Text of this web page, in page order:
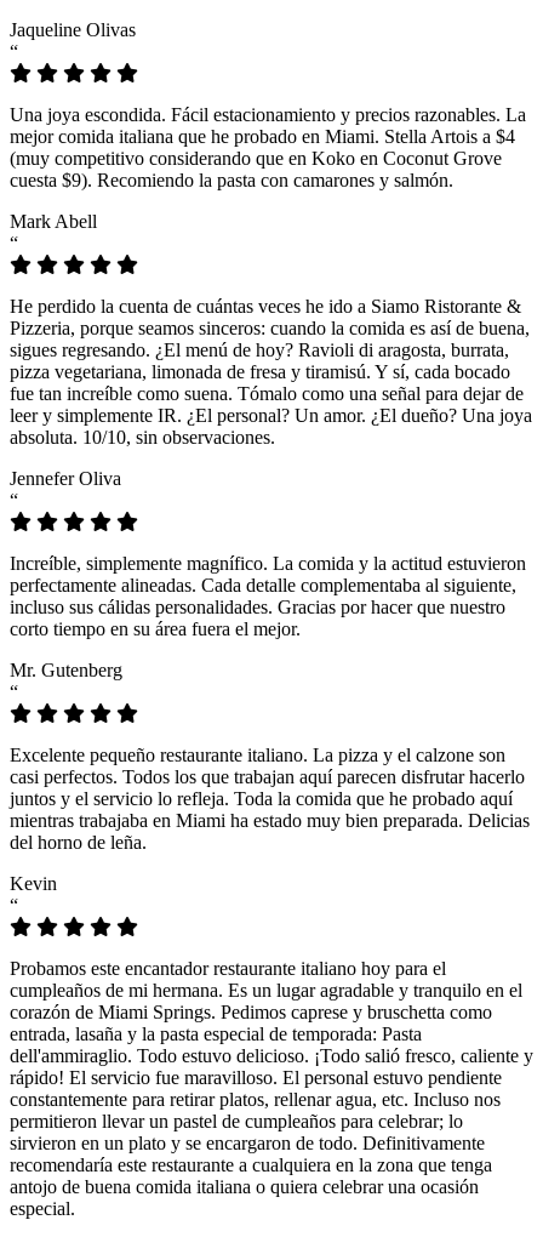
Jaqueline Olivas
“
Una joya escondida. Fácil estacionamiento y precios razonables. La
mejor comida italiana que he probado en Miami. Stella Artois a $4
(muy competitivo considerando que en Koko en Coconut Grove
cuesta $9). Recomiendo la pasta con camarones y salmón.
Mark Abell
“
He perdido la cuenta de cuántas veces he ido a Siamo Ristorante &
Pizzeria, porque seamos sinceros: cuando la comida es así de buena,
sigues regresando. ¿El menú de hoy? Ravioli di aragosta, burrata,
pizza vegetariana, limonada de fresa y tiramisú. Y sí, cada bocado
fue tan increíble como suena. Tómalo como una señal para dejar de
leer y simplemente IR. ¿El personal? Un amor. ¿El dueño? Una joya
absoluta. 10/10, sin observaciones.
Jennefer Oliva
“
Increíble, simplemente magnífico. La comida y la actitud estuvieron
perfectamente alineadas. Cada detalle complementaba al siguiente,
incluso sus cálidas personalidades. Gracias por hacer que nuestro
corto tiempo en su área fuera el mejor.
Mr. Gutenberg
“
Excelente pequeño restaurante italiano. La pizza y el calzone son
casi perfectos. Todos los que trabajan aquí parecen disfrutar hacerlo
juntos y el servicio lo refleja. Toda la comida que he probado aquí
mientras trabajaba en Miami ha estado muy bien preparada. Delicias
del horno de leña.
Kevin
“
Probamos este encantador restaurante italiano hoy para el
cumpleaños de mi hermana. Es un lugar agradable y tranquilo en el
corazón de Miami Springs. Pedimos caprese y bruschetta como
entrada, lasaña y la pasta especial de temporada: Pasta
dell'ammiraglio. Todo estuvo delicioso. ¡Todo salió fresco, caliente y
rápido! El servicio fue maravilloso. El personal estuvo pendiente
constantemente para retirar platos, rellenar agua, etc. Incluso nos
permitieron llevar un pastel de cumpleaños para celebrar; lo
sirvieron en un plato y se encargaron de todo. Definitivamente
recomendaría este restaurante a cualquiera en la zona que tenga
antojo de buena comida italiana o quiera celebrar una ocasión
especial.